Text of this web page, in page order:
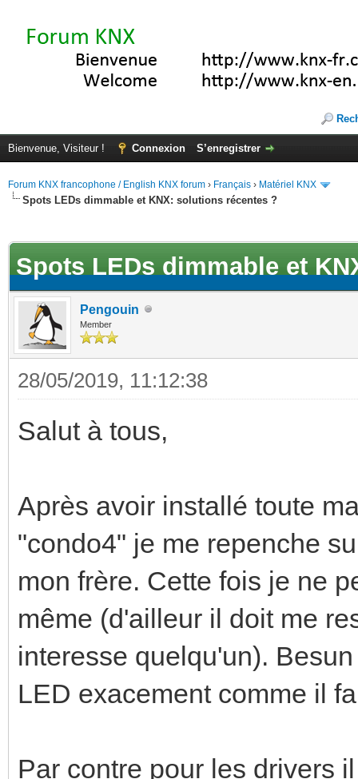
Bienvenue, Visiteur ! Connexion S’enregistrer
Forum KNX francophone / English KNX forum › Français › Matériel KNX
Spots LEDs dimmable et KNX: solutions récentes ?
Spots LEDs dimmable et
Pengouin
Member
28/05/2019, 11:12:38
Salut à tous,
Après avoir installé toute
"condo4" je me repenche
mon frère. Cette fois je ne
même (d'ailleur il doit me
interesse quelqu'un).
LED exacement comme il
Par contre pour les drivers